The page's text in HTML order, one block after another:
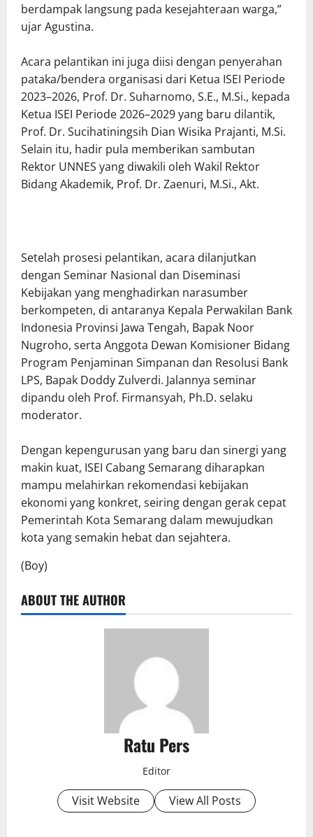
berdampak langsung pada kesejahteraan warga,”
ujar Agustina.
Acara pelantikan ini juga diisi dengan penyerahan
pataka/bendera organisasi dari Ketua ISEI Periode
2023–2026, Prof. Dr. Suharnomo, S.E., M.Si., kepada
Ketua ISEI Periode 2026–2029 yang baru dilantik,
Prof. Dr. Sucihatiningsih Dian Wisika Prajanti, M.Si.
Selain itu, hadir pula memberikan sambutan
Rektor UNNES yang diwakili oleh Wakil Rektor
Bidang Akademik, Prof. Dr. Zaenuri, M.Si., Akt.
Setelah prosesi pelantikan, acara dilanjutkan
dengan Seminar Nasional dan Diseminasi
Kebijakan yang menghadirkan narasumber
berkompeten, di antaranya Kepala Perwakilan Bank
Indonesia Provinsi Jawa Tengah, Bapak Noor
Nugroho, serta Anggota Dewan Komisioner Bidang
Program Penjaminan Simpanan dan Resolusi Bank
LPS, Bapak Doddy Zulverdi. Jalannya seminar
dipandu oleh Prof. Firmansyah, Ph.D. selaku
moderator.
Dengan kepengurusan yang baru dan sinergi yang
makin kuat, ISEI Cabang Semarang diharapkan
mampu melahirkan rekomendasi kebijakan
ekonomi yang konkret, seiring dengan gerak cepat
Pemerintah Kota Semarang dalam mewujudkan
kota yang semakin hebat dan sejahtera.
(Boy)
ABOUT THE AUTHOR
Ratu Pers
Editor
Visit Website View All Posts